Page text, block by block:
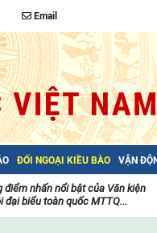
Email
ĐỐI NGOẠI KIỀU BÀO VẬN
điểm nhấn nổi bật của Văn kiện
đại biểu toàn quốc MTTQ...